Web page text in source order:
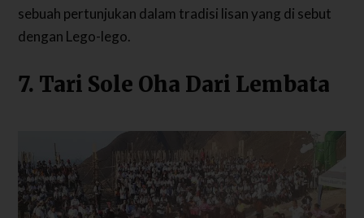
sebuah pertunjukan dalam tradisi lisan yang di sebut
dengan Lego-lego.
7. Tari Sole Oha Dari Lembata